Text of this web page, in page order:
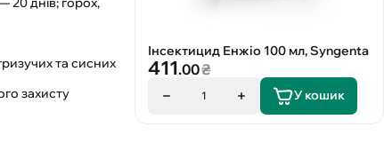
та сисних
захисту
Інсектицид Енжіо 100 мл, Syngenta
411.00₴
1 У кошик